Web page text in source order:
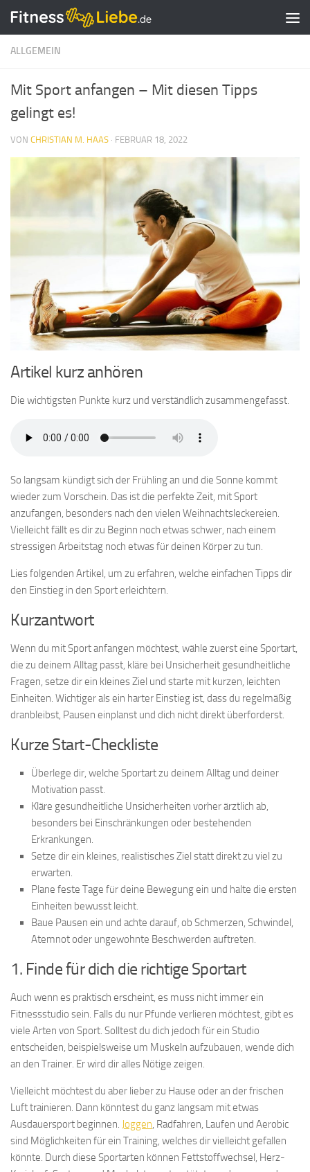
Zum Inhalt springen
ALLGEMEIN
Mit Sport anfangen – Mit diesen Tipps
gelingt es!
VON CHRISTIAN M. HAAS · FEBRUAR 18, 2022
Artikel kurz anhören
Die wichtigsten Punkte kurz und verständlich zusammengefasst.
So langsam kündigt sich der Frühling an und die Sonne kommt
wieder zum Vorschein. Das ist die perfekte Zeit, mit Sport
anzufangen, besonders nach den vielen Weihnachtsleckereien.
Vielleicht fällt es dir zu Beginn noch etwas schwer, nach einem
stressigen Arbeitstag noch etwas für deinen Körper zu tun.
Lies folgenden Artikel, um zu erfahren, welche einfachen Tipps dir
den Einstieg in den Sport erleichtern.
Kurzantwort
Wenn du mit Sport anfangen möchtest, wähle zuerst eine Sportart,
die zu deinem Alltag passt, kläre bei Unsicherheit gesundheitliche
Fragen, setze dir ein kleines Ziel und starte mit kurzen, leichten
Einheiten. Wichtiger als ein harter Einstieg ist, dass du regelmäßig
dranbleibst, Pausen einplanst und dich nicht direkt überforderst.
Kurze Start-Checkliste
Überlege dir, welche Sportart zu deinem Alltag und deiner
Motivation passt.
Kläre gesundheitliche Unsicherheiten vorher ärztlich ab,
besonders bei Einschränkungen oder bestehenden
Erkrankungen.
Setze dir ein kleines, realistisches Ziel statt direkt zu viel zu
erwarten.
Plane feste Tage für deine Bewegung ein und halte die ersten
Einheiten bewusst leicht.
Baue Pausen ein und achte darauf, ob Schmerzen, Schwindel,
Atemnot oder ungewohnte Beschwerden auftreten.
1. Finde für dich die richtige Sportart
Auch wenn es praktisch erscheint, es muss nicht immer ein
Fitnessstudio sein. Falls du nur Pfunde verlieren möchtest, gibt es
viele Arten von Sport. Solltest du dich jedoch für ein Studio
entscheiden, beispielsweise um Muskeln aufzubauen, wende dich
an den Trainer. Er wird dir alles Nötige zeigen.
Vielleicht möchtest du aber lieber zu Hause oder an der frischen
Luft trainieren. Dann könntest du ganz langsam mit etwas
Ausdauersport beginnen. Joggen, Radfahren, Laufen und Aerobic
sind Möglichkeiten für ein Training, welches dir vielleicht gefallen
könnte. Durch diese Sportarten können Fettstoffwechsel, Herz-